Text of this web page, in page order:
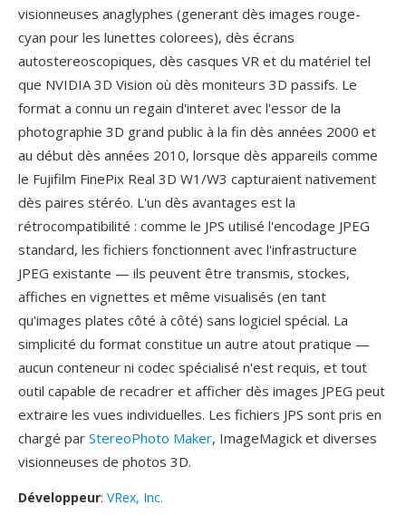
visionneuses anaglyphes (generant dès images rouge-
cyan pour les lunettes colorees), dès écrans
autostereoscopiques, dès casques VR et du matériel tel
que NVIDIA 3D Vision où dès moniteurs 3D passifs. Le
format a connu un regain d'interet avec l'essor de la
photographie 3D grand public à la fin dès années 2000 et
au début dès années 2010, lorsque dès appareils comme
le Fujifilm FinePix Real 3D W1/W3 capturaient nativement
dès paires stéréo. L'un dès avantages est la
rétrocompatibilité : comme le JPS utilisé l'encodage JPEG
standard, les fichiers fonctionnent avec l'infrastructure
JPEG existante — ils peuvent être transmis, stockes,
affiches en vignettes et même visualisés (en tant
qu'images plates côté à côté) sans logiciel spécial. La
simplicité du format constitue un autre atout pratique —
aucun conteneur ni codec spécialisé n'est requis, et tout
outil capable de recadrer et afficher dès images JPEG peut
extraire les vues individuelles. Les fichiers JPS sont pris en
chargé par StereoPhoto Maker, ImageMagick et diverses
visionneuses de photos 3D.
Développeur: VRex, Inc.